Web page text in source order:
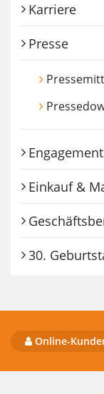
Karriere
Presse
Einkauf &
30.
Online-